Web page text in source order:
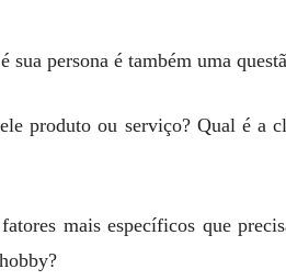
sua persona é também uma
produto ou serviço? Qual é a
mais específicos que